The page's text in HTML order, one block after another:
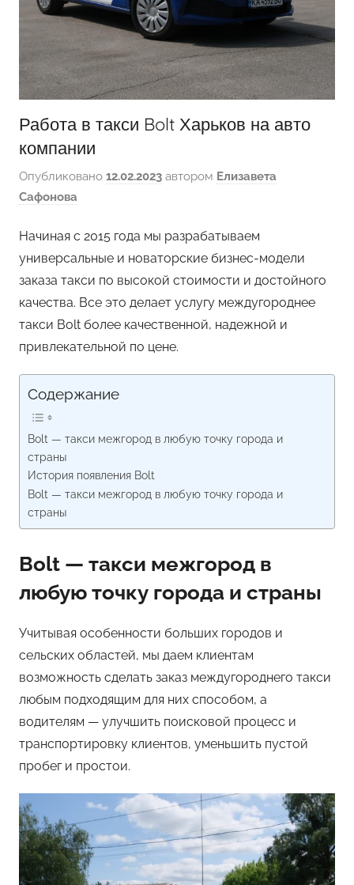
Работа в такси Bolt Харьков на авто
компании
Опубликовано 12.02.2023 автором Елизавета
Сафонова
Начиная с 2015 года мы разрабатываем
универсальные и новаторские бизнес-модели
заказа такси по высокой стоимости и достойного
качества. Все это делает услугу междугороднее
такси Bolt более качественной, надежной и
привлекательной по цене.
Содержание
Bolt — такси межгород в любую точку города и
страны
История появления Bolt
Bolt — такси межгород в любую точку города и
страны
Bolt — такси межгород в
любую точку города и страны
Учитывая особенности больших городов и
сельских областей, мы даем клиентам
возможность сделать заказ междугороднего такси
любым подходящим для них способом, а
водителям — улучшить поисковой процесс и
транспортировку клиентов, уменьшить пустой
пробег и простои.